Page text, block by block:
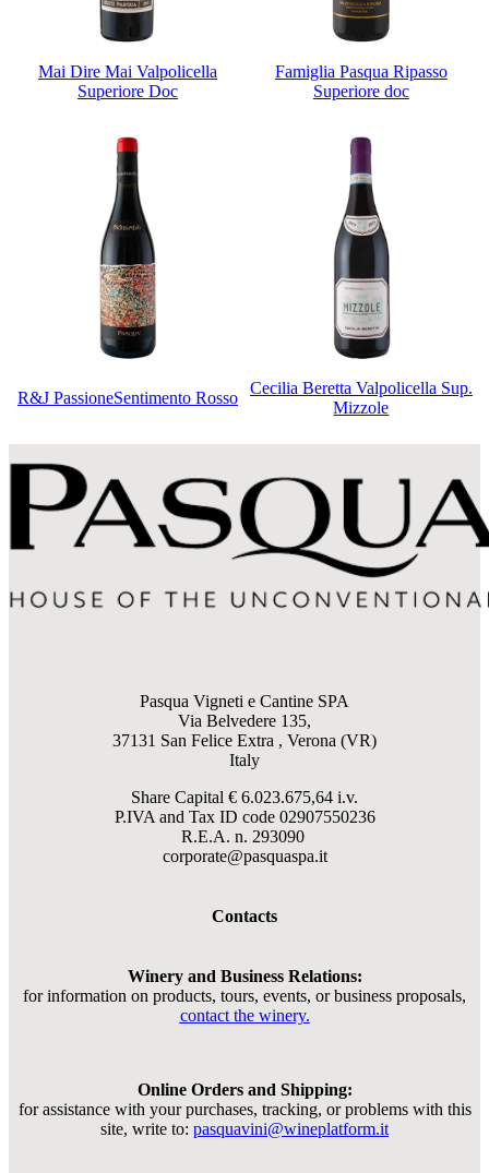
Mai Dire Mai Valpolicella
Superiore Doc
Famiglia Pasqua Ripasso
Superiore doc
R&J PassioneSentimento Rosso
Cecilia Beretta Valpolicella Sup.
Mizzole
Pasqua Vigneti e Cantine SPA
Via Belvedere 135,
37131 San Felice Extra , Verona (VR)
Italy
Share Capital € 6.023.675,64 i.v.
P.IVA and Tax ID code 02907550236
R.E.A. n. 293090
corporate@pasquaspa.it
Contacts
Winery and Business Relations:
for information on products, tours, events, or business proposals,
contact the winery.
Online Orders and Shipping:
for assistance with your purchases, tracking, or problems with this
site, write to: pasquavini@wineplatform.it